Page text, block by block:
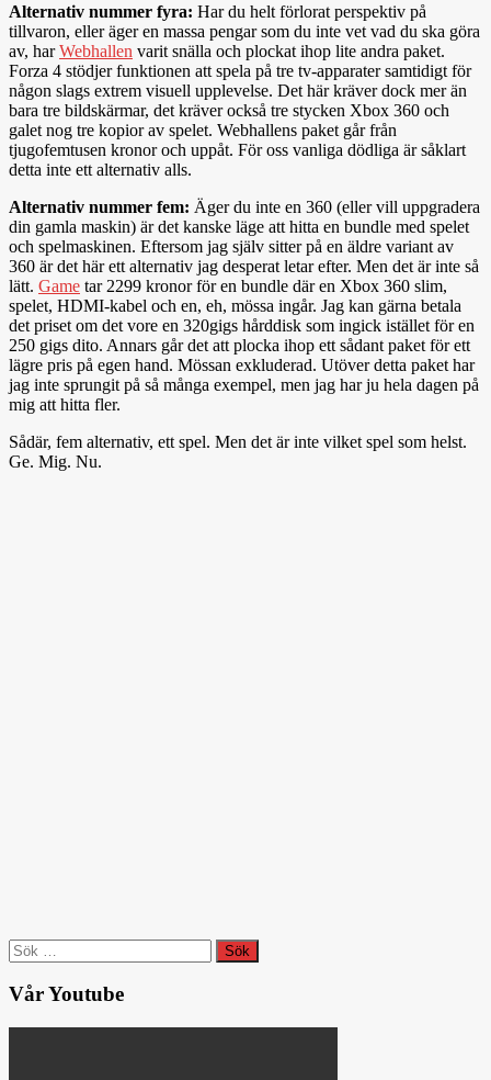
Alternativ nummer fyra: Har du helt förlorat perspektiv på
tillvaron, eller äger en massa pengar som du inte vet vad du ska göra
av, harWebhallen varit snälla och plockat ihop lite andra paket.
Forza 4 stödjer funktionen att spela på tre tv-apparater samtidigt för
någon slags extrem visuell upplevelse. Det här kräver dock mer än
bara tre bildskärmar, det kräver också tre stycken Xbox 360 och
galet nog tre kopior av spelet. Webhallens paket går från
tjugofemtusen kronor och uppåt. För oss vanliga dödliga är såklart
detta inte ett alternativ alls.
Alternativ nummer fem: Äger du inte en 360 (eller vill uppgradera
din gamla maskin) är det kanske läge att hitta en bundle med spelet
och spelmaskinen. Eftersom jag själv sitter på en äldre variant av
360 är det här ett alternativ jag desperat letar efter. Men det är inte så
lätt. Game tar 2299 kronor för en bundle där en Xbox 360 slim,
spelet, HDMI-kabel och en, eh, mössa ingår. Jag kan gärna betala
det priset om det vore en 320gigs hårddisk som ingick istället för en
250 gigs dito. Annars går det att plocka ihop ett sådant paket för ett
lägre pris på egen hand. Mössan exkluderad. Utöver detta paket har
jag inte sprungit på så många exempel, men jag har ju hela dagen på
mig att hitta fler.
Sådär, fem alternativ, ett spel. Men det är inte vilket spel som helst.
Ge. Mig. Nu.
Sök
efter:
Vår Youtube